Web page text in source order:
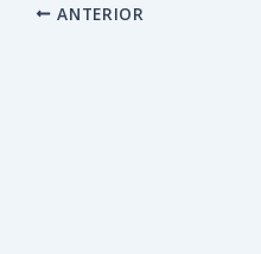
ANTERIOR